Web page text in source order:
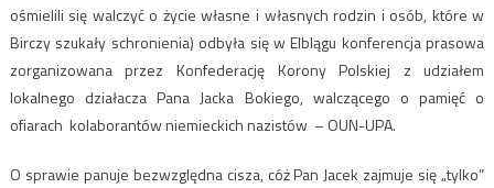
ośmielili się walczyć o życie własne i własnych rodzin i osób, które w
Birczy szukały schronienia) odbyła się w Elblągu konferencja prasowa
zorganizowana przez Konfederację Korony Polskiej z udziałem
lokalnego działacza Pana Jacka Bokiego, walczącego o pamięć o
ofiarach kolaborantów niemieckich nazistów – OUN-UPA.
O sprawie panuje bezwzględna cisza, cóż Pan Jacek zajmuje się „tylko”